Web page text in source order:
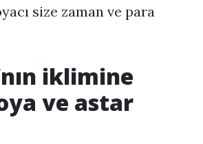
size zaman ve para
iklimine
ve astar